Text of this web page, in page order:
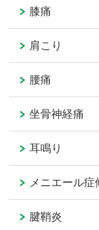
膝痛
肩こり
腰痛
坐骨神経痛
耳鳴り
メニエール症
腱鞘炎